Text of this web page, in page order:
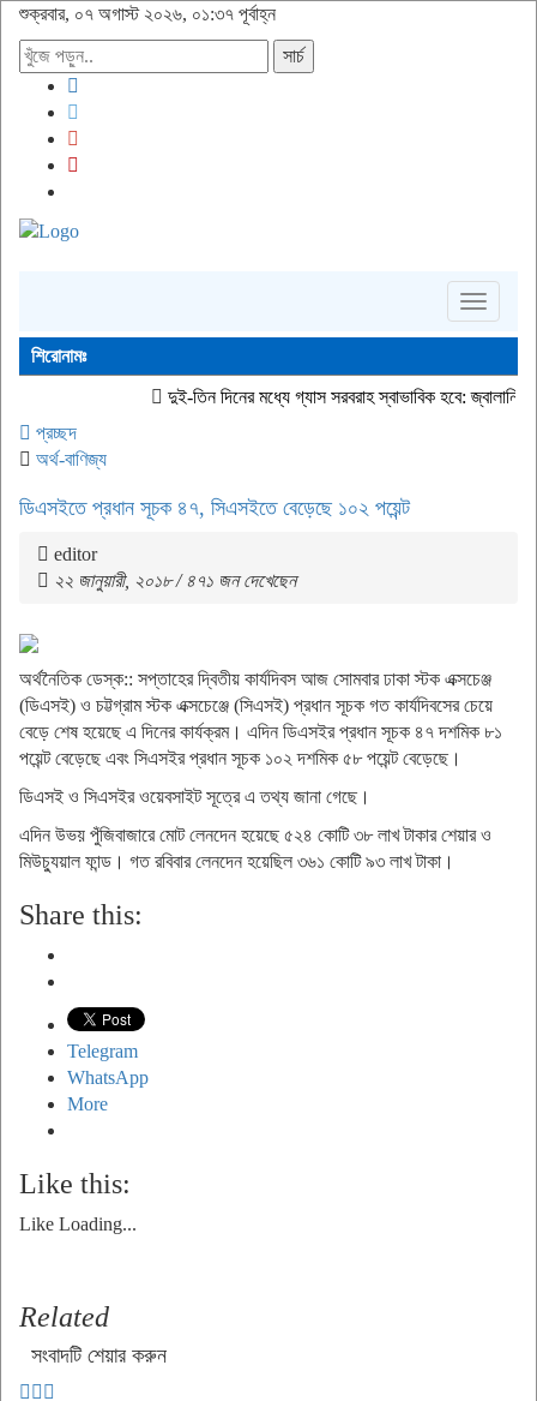
শুক্রবার, ০৭ অগাস্ট ২০২৬, ০১:৩৭ পূর্বাহ্ন
সার্চ
Toggle
শিরোনামঃ
দুই-তিন দিনের মধ্যে গ্যাস সরবরাহ স্বাভাবিক হবে: জ্বালানি মন্ত্রী
জীবিত
প্রচ্ছদ
অর্থ-বাণিজ্য
ডিএসইতে প্রধান সূচক ৪৭, সিএসইতে বেড়েছে ১০২ পয়েন্ট
editor
২২ জানুয়ারী, ২০১৮ / ৪৭১ জন দেখেছেন
অর্থনৈতিক ডেস্ক:: সপ্তাহের দ্বিতীয় কার্যদিবস আজ সোমবার ঢাকা স্টক এক্সচেঞ্জ
(ডিএসই) ও চট্টগ্রাম স্টক এক্সচেঞ্জে (সিএসই) প্রধান সূচক গত কার্যদিবসের চেয়ে
বেড়ে শেষ হয়েছে এ দিনের কার্যক্রম। এদিন ডিএসইর প্রধান সূচক ৪৭ দশমিক ৮১
পয়েন্ট বেড়েছে এবং সিএসইর প্রধান সূচক ১০২ দশমিক ৫৮ পয়েন্ট বেড়েছে।
ডিএসই ও সিএসইর ওয়েবসাইট সূত্রে এ তথ্য জানা গেছে।
এদিন উভয় পুঁজিবাজারে মোট লেনদেন হয়েছে ৫২৪ কোটি ৩৮ লাখ টাকার শেয়ার ও
মিউচ্যুয়াল ফান্ড। গত রবিবার লেনদেন হয়েছিল ৩৬১ কোটি ৯৩ লাখ টাকা।
Share this:
Telegram
WhatsApp
More
Like this:
Like Loading...
Related
সংবাদটি শেয়ার করুন